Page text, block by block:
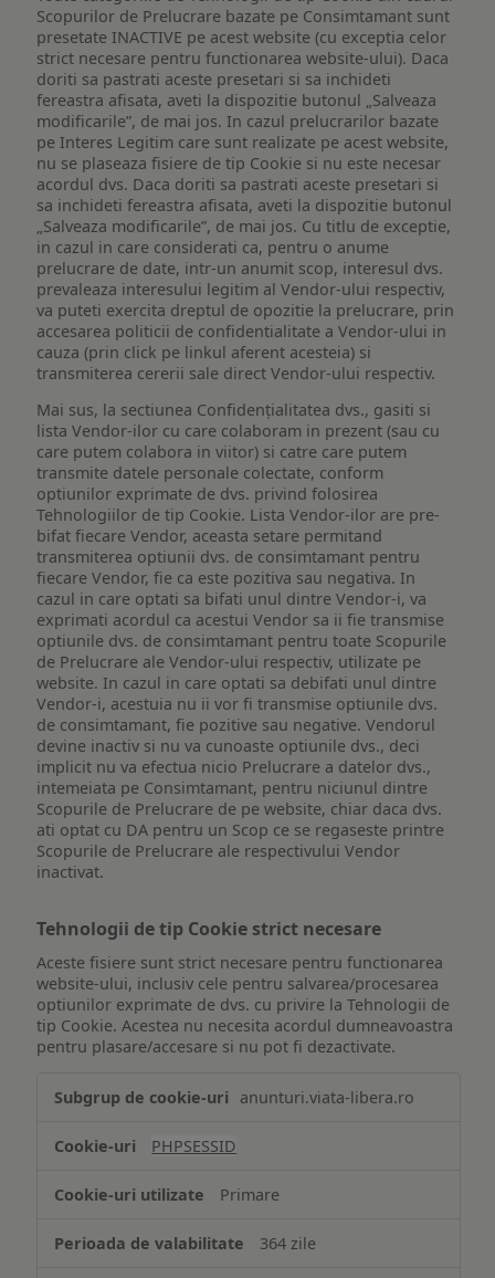
Scopurilor de Prelucrare bazate pe Consimtamant sunt
presetate INACTIVE pe acest website (cu exceptia celor
strict necesare pentru functionarea website-ului). Daca
doriti sa pastrati aceste presetari si sa inchideti
fereastra afisata, aveti la dispozitie butonul „Salveaza
modificarile”, de mai jos. In cazul prelucrarilor bazate
pe Interes Legitim care sunt realizate pe acest website,
nu se plaseaza fisiere de tip Cookie si nu este necesar
acordul dvs. Daca doriti sa pastrati aceste presetari si
sa inchideti fereastra afisata, aveti la dispozitie butonul
„Salveaza modificarile”, de mai jos. Cu titlu de exceptie,
in cazul in care considerati ca, pentru o anume
prelucrare de date, intr-un anumit scop, interesul dvs.
prevaleaza interesului legitim al Vendor-ului respectiv,
va puteti exercita dreptul de opozitie la prelucrare, prin
accesarea politicii de confidentialitate a Vendor-ului in
cauza (prin click pe linkul aferent acesteia) si
transmiterea cererii sale direct Vendor-ului respectiv.
Mai sus, la sectiunea Confidențialitatea dvs., gasiti si
lista Vendor-ilor cu care colaboram in prezent (sau cu
care putem colabora in viitor) si catre care putem
transmite datele personale colectate, conform
optiunilor exprimate de dvs. privind folosirea
Tehnologiilor de tip Cookie. Lista Vendor-ilor are pre-
bifat fiecare Vendor, aceasta setare permitand
transmiterea optiunii dvs. de consimtamant pentru
fiecare Vendor, fie ca este pozitiva sau negativa. In
cazul in care optati sa bifati unul dintre Vendor-i, va
exprimati acordul ca acestui Vendor sa ii fie transmise
optiunile dvs. de consimtamant pentru toate Scopurile
de Prelucrare ale Vendor-ului respectiv, utilizate pe
website. In cazul in care optati sa debifati unul dintre
Vendor-i, acestuia nu ii vor fi transmise optiunile dvs.
de consimtamant, fie pozitive sau negative. Vendorul
devine inactiv si nu va cunoaste optiunile dvs., deci
implicit nu va efectua nicio Prelucrare a datelor dvs.,
intemeiata pe Consimtamant, pentru niciunul dintre
Scopurile de Prelucrare de pe website, chiar daca dvs.
ati optat cu DA pentru un Scop ce se regaseste printre
Scopurile de Prelucrare ale respectivului Vendor
inactivat.
Tehnologii de tip Cookie strict necesare
Aceste fisiere sunt strict necesare pentru functionarea
website-ului, inclusiv cele pentru salvarea/procesarea
optiunilor exprimate de dvs. cu privire la Tehnologii de
tip Cookie. Acestea nu necesita acordul dumneavoastra
pentru plasare/accesare si nu pot fi dezactivate.
de
Cookie
necesare
anunturi.viata-libera.ro
PHPSESSID
Primare
364 zile